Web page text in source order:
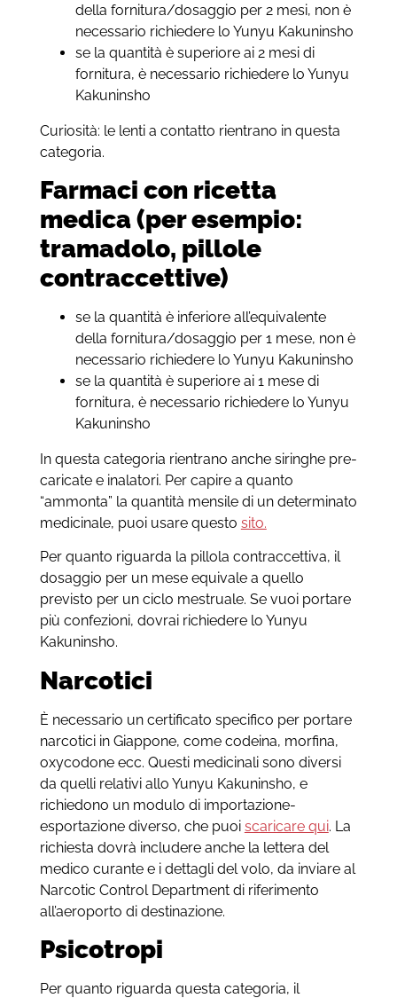
della fornitura/dosaggio per 2 mesi, non è
necessario richiedere lo Yunyu Kakuninsho
se la quantità è superiore ai 2 mesi di
fornitura, è necessario richiedere lo Yunyu
Kakuninsho
Curiosità: le lenti a contatto rientrano in questa
categoria.
Farmaci con ricetta
medica (per esempio:
tramadolo, pillole
contraccettive)
se la quantità è inferiore all’equivalente
della fornitura/dosaggio per 1 mese, non è
necessario richiedere lo Yunyu Kakuninsho
se la quantità è superiore ai 1 mese di
fornitura, è necessario richiedere lo Yunyu
Kakuninsho
In questa categoria rientrano anche siringhe pre-
caricate e inalatori. Per capire a quanto
“ammonta” la quantità mensile di un determinato
medicinale, puoi usare questo sito.
Per quanto riguarda la pillola contraccettiva, il
dosaggio per un mese equivale a quello
previsto per un ciclo mestruale. Se vuoi portare
più confezioni, dovrai richiedere lo Yunyu
Kakuninsho.
Narcotici
È necessario un certificato specifico per portare
narcotici in Giappone, come codeina, morfina,
oxycodone ecc. Questi medicinali sono diversi
da quelli relativi allo Yunyu Kakuninsho, e
richiedono un modulo di importazione-
esportazione diverso, che puoi scaricare qui. La
richiesta dovrà includere anche la lettera del
medico curante e i dettagli del volo, da inviare al
Narcotic Control Department di riferimento
all’aeroporto di destinazione.
Psicotropi
Per quanto riguarda questa categoria, il